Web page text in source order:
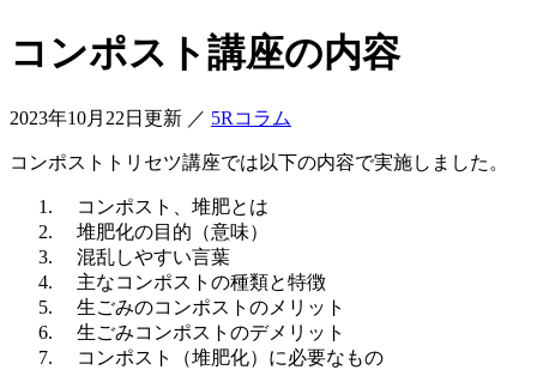
コンポスト講座の内容
2023年10月22日更新 ／ 5Rコラム
コンポストトリセツ講座では以下の内容で実施しました。
コンポスト、堆肥とは
堆肥化の目的（意味）
混乱しやすい言葉
主なコンポストの種類と特徴
生ごみのコンポストのメリット
生ごみコンポストのデメリット
コンポスト（堆肥化）に必要なもの